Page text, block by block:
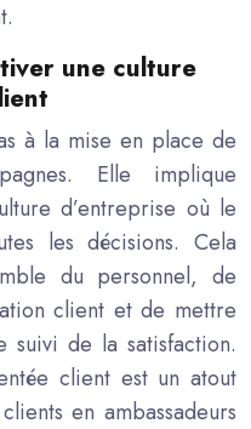
une culture
à la mise en place de
Elle implique
d’entreprise où le
les décisions. Cela
du personnel, de
client et de mettre
suivi de la satisfaction.
client est un atout
en ambassadeurs